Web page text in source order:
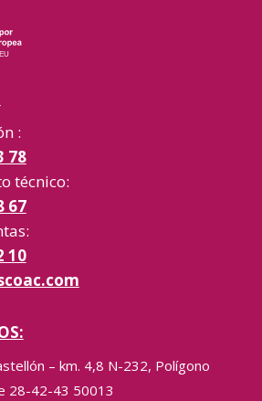
:
78
técnico:
67
10
– km. 4,8 N-232, Polígono
28-42-43 50013